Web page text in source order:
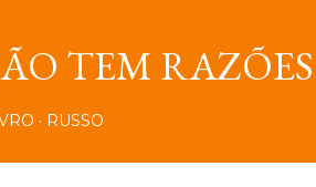
TEM
RUSSO